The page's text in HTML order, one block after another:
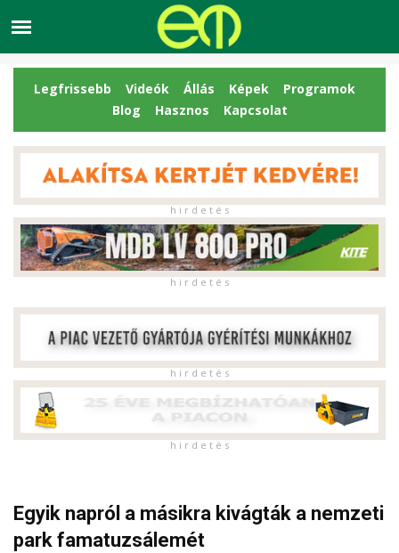
Legfrissebb Videók Állás Képek
Programok
Blog
Hasznos Kapcsolat
h i r d e t é s
h i r d e t é s
h i r d e t é s
h i r d e t é s
Egyik napról a másikra kivágták a nemzeti
park famatuzsálemét